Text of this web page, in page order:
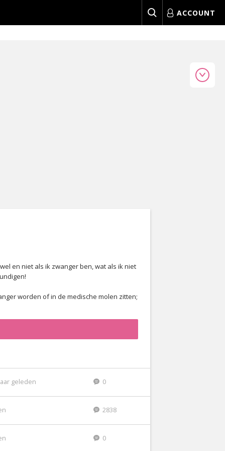
ACCOUNT
en niet als ik zwanger ben, wat als ik niet
worden of in de medische molen zitten;
geleden 0
2838
0